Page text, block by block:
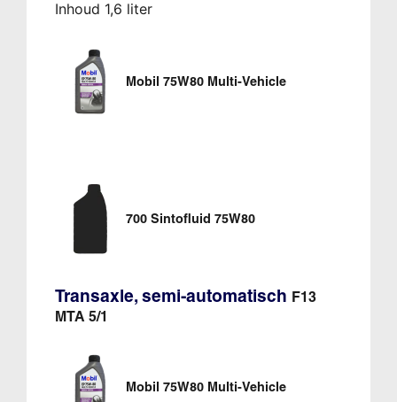
Inhoud 1,6 liter
Mobil 75W80 Multi-Vehicle
700 Sintofluid 75W80
Transaxle, semi-automatisch F13
MTA 5/1
Mobil 75W80 Multi-Vehicle